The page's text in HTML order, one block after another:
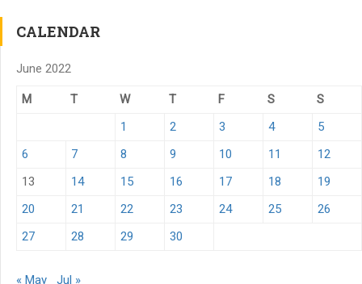
CALENDAR
June 2022
M T W T F S
S
1
2 3 4
5
6
7 8 9 10 11
12
13
14 15 16 17 18
19
20
21 22 23 24 25
26
27
28 29 30
« May Jul »